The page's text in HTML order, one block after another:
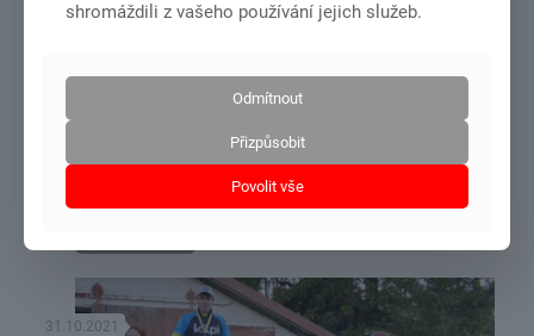
soustředění podzimní Domažlice 26.10.÷30.10.2021
31.10.2021
shromáždili z vašeho používání jejich služeb.
Odmítnout
Přizpůsobit
Povolit vše